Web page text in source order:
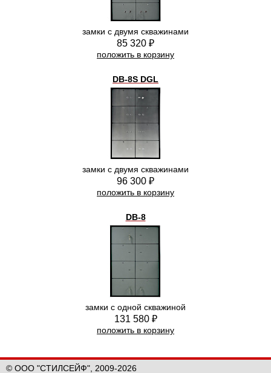
замки с двумя скважинами
85 320 ₽
положить в корзину
DB-8S DGL
замки с двумя скважинами
96 300 ₽
положить в корзину
DB-8
замки с одной скважиной
131 580 ₽
положить в корзину
© ООО "СТИЛСЕЙФ", 2009-2026